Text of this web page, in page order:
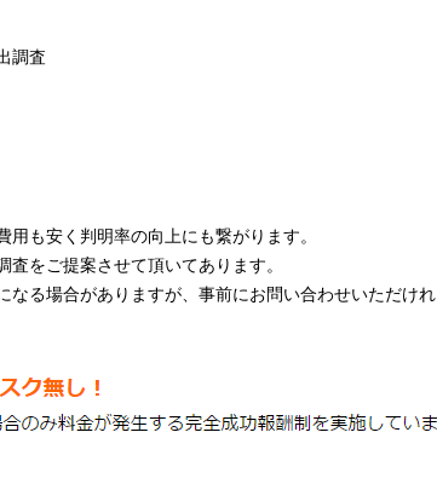
調査
も安く判明率の向上にも繋がります。
をご提案させて頂いてあります。
なる場合がありますが、事前にお問い合わせいただけれ